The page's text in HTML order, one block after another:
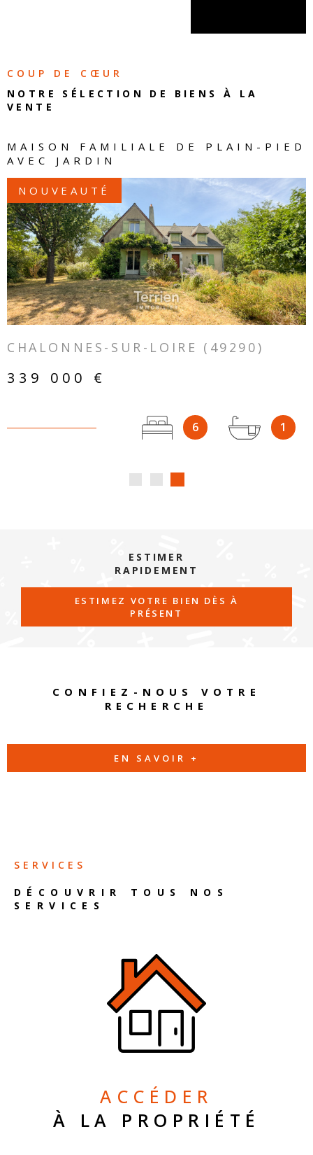
COUP DE CŒUR
NOTRE SÉLECTION DE BIENS À LA
VENTE
MAISON FAMILIALE DE PLAIN-PIED
AVEC JARDIN
NOUVEAUTÉ
VOIR LE BIEN
CHALONNES-SUR-LOIRE (49290)
339 000 €
6 1
ESTIMER
RAPIDEMENT
ESTIMEZ VOTRE BIEN DÈS À
PRÉSENT
CONFIEZ-NOUS VOTRE
RECHERCHE
EN SAVOIR +
SERVICES
DÉCOUVRIR TOUS NOS
SERVICES
ACCÉDER
À LA PROPRIÉTÉ